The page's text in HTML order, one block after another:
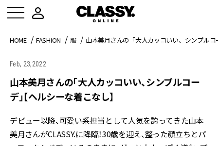
HOME FASHION 服 山本美月さんの「大人カッコいい、シンプル
Feb, 23,2022
山本美月さんの「大人カッコいい、シンプルコー
デ」【ヘルシーな着こなし】
デビュー以降、可愛い系担当として人気を誇ってきた山本
美月さんがCLASSY.に降臨！30歳を迎え、整った顔立ちとパ